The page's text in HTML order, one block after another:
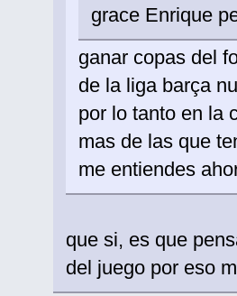
grace Enrique
ganar copas del
de la liga barça
por lo tanto en la
mas de las que
me entiendes
que si, es que
del juego por eso